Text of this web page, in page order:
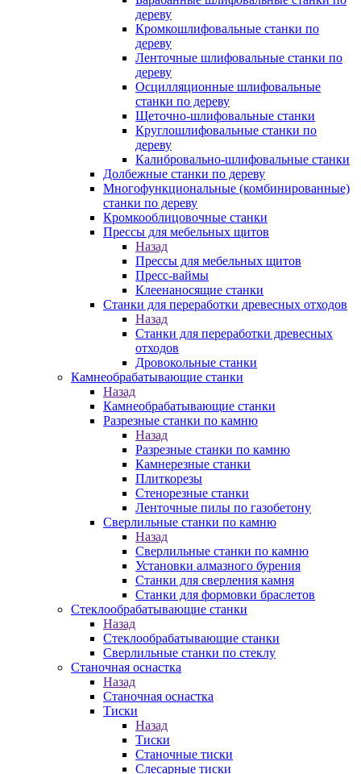
дереву
Кромкошлифовальные станки по
дереву
Ленточные шлифовальные станки по
дереву
Осцилляционные шлифовальные
станки по дереву
Щеточно-шлифовальные станки
Круглошлифовальные станки по
дереву
Калибровально-шлифовальные станки
Долбежные станки по дереву
Многофункциональные (комбинированные)
станки по дереву
Кромкооблицовочные станки
Прессы для мебельных щитов
Назад
Прессы для мебельных щитов
Пресс-ваймы
Клеенаносящие станки
Станки для переработки древесных отходов
Назад
Станки для переработки древесных
отходов
Дровокольные станки
Камнеобрабатывающие станки
Назад
Камнеобрабатывающие станки
Разрезные станки по камню
Назад
Разрезные станки по камню
Камнерезные станки
Плиткорезы
Стенорезные станки
Ленточные пилы по газобетону
Сверлильные станки по камню
Назад
Сверлильные станки по камню
Установки алмазного бурения
Станки для сверления камня
Станки для формовки браслетов
Стеклообрабатывающие станки
Назад
Стеклообрабатывающие станки
Сверлильные станки по стеклу
Станочная оснастка
Назад
Станочная оснастка
Тиски
Назад
Тиски
Станочные тиски
Слесарные тиски